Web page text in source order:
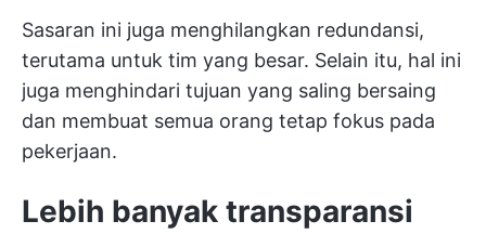
Sasaran ini juga menghilangkan redundansi,
terutama untuk tim yang besar. Selain itu, hal ini
juga menghindari tujuan yang saling bersaing
dan membuat semua orang tetap fokus pada
pekerjaan.
Lebih banyak transparansi